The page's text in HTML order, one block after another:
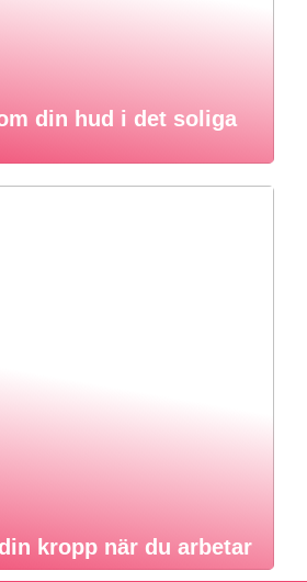
din hud i det soliga
kropp när du arbetar